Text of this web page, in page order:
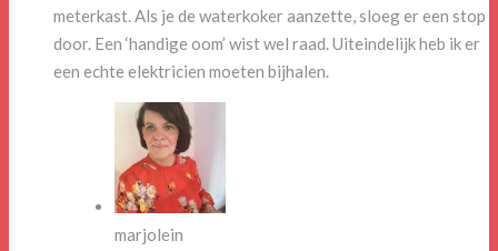
meterkast. Als je de waterkoker aanzette, sloeg er een stop
door. Een ‘handige oom’ wist wel raad. Uiteindelijk heb ik er
een echte elektricien moeten bijhalen.
marjolein